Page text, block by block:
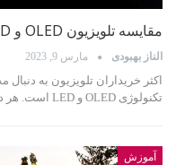
مقایسه تلویزیون OLED و LED
الناز بهبودی مارس 9, 2023
تکنولوژی OLED و LED است. هر دو نمونه با ارائه…
آموزش